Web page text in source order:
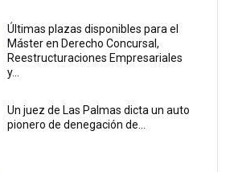
Últimas plazas disponibles para el
Máster en Derecho Concursal,
Reestructuraciones Empresariales
y...
Un juez de Las Palmas dicta un auto
pionero de denegación de...